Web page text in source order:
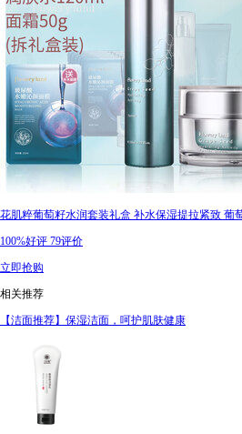
花肌粹葡萄籽水润套装礼盒 补水保湿提拉紧致 葡
100%好评 79评价
立即抢购
相关推荐
【洁面推荐】保湿洁面，呵护肌肤健康